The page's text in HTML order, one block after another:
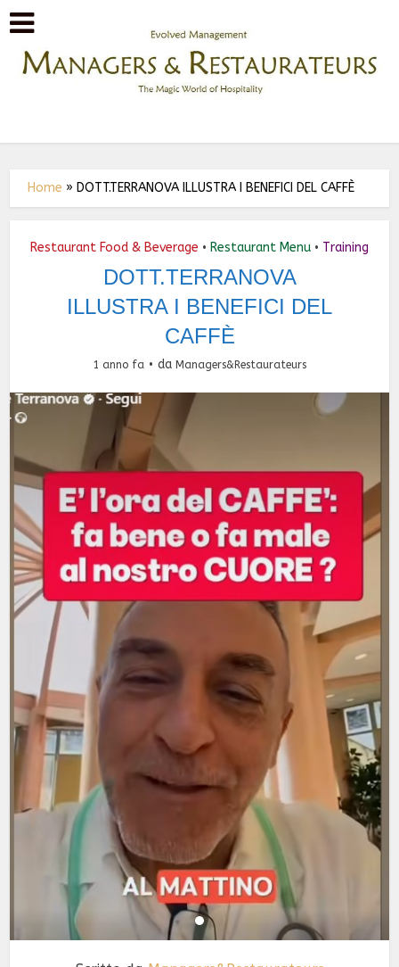
Home » DOTT.TERRANOVA ILLUSTRA I BENEFICI DEL CAFFÈ
Restaurant Food & Beverage • Restaurant Menu • Training
DOTT.TERRANOVA
ILLUSTRA I BENEFICI DEL
CAFFÈ
1 anno fa da Managers&Restaurateurs